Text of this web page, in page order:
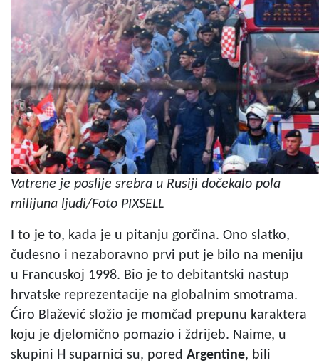
Vatrene je poslije srebra u Rusiji dočekalo pola
milijuna ljudi/Foto PIXSELL
I to je to, kada je u pitanju gorčina. Ono slatko,
čudesno i nezaboravno prvi put je bilo na meniju
u Francuskoj 1998. Bio je to debitantski nastup
hrvatske reprezentacije na globalnim smotrama.
Ćiro Blažević složio je momčad prepunu karaktera
koju je djelomično pomazio i ždrijeb. Naime, u
skupini H suparnici su, pored Argentine, bili